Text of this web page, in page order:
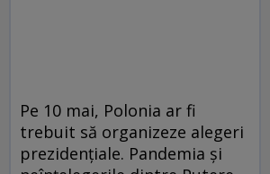
Pe 10 mai, Polonia ar fi
trebuit să organizeze alegeri
prezidențiale. Pandemia și